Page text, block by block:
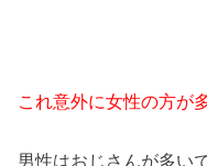
これ意外に女性の方が
男性はおじさんが多い